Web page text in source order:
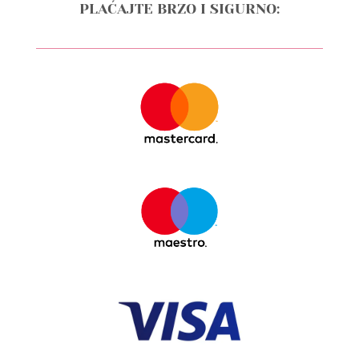
PLAĆAJTE BRZO I SIGURNO: